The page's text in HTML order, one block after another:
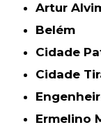
Artur
Belém
Cidade
Cidade
Ermelino